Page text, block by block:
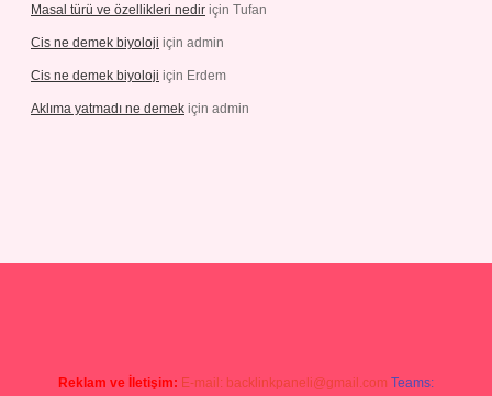
Masal türü ve özellikleri nedir için Tufan
Cis ne demek biyoloji için admin
Cis ne demek biyoloji için Erdem
Aklıma yatmadı ne demek için admin
Reklam ve İletişim: E-mail: backlinkpaneli@gmail.com Teams: